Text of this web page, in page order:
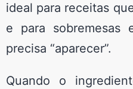
ideal para receitas
e para sobremesas
precisa “aparecer”.
Quando o